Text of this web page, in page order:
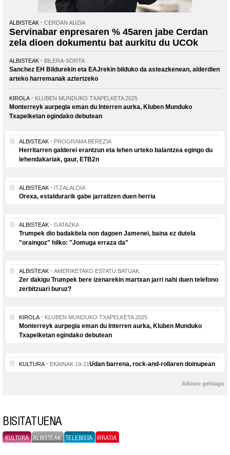
ALBISTEAK CERDAN AUZIA
Servinabar enpresaren % 45aren jabe Cerdan
zela dioen dokumentu bat aurkitu du UCOk
ALBISTEAK BILERA-SORTA
Sanchez EH Bildurekin eta EAJrekin bilduko da asteazkenean, alderdien
arteko harremanak aztertzeko
KIROLA KLUBEN MUNDUKO TXAPELKETA 2025
Monterreyk aurpegia eman du Interren aurka, Kluben Munduko
Txapelketan egindako debutean
ALBISTEAK PROGRAMA BEREZIA
Herritarren galderei erantzun eta lehen urteko balantzea egingo du
lehendakariak, gaur, ETB2n
ALBISTEAK ITZALALDIA
Orexa, estaldurarik gabe jarraitzen duen herria
ALBISTEAK GATAZKA
Trumpek dio badakitela non dagoen Jamenei, baina ez dutela
"oraingoz" hilko: "Jomuga erraza da"
ALBISTEAK AMERIKETAKO ESTATU BATUAK
Zer dakigu Trumpek bere izenarekin martxan jarri nahi duen telefono
zerbitzuari buruz?
KIROLA KLUBEN MUNDUKO TXAPELKETA 2025
Monterreyk aurpegia eman du Interren aurka, Kluben Munduko
Txapelketan egindako debutean
KULTURA EKAINAK 19-21Udan barrena, rock-and-rollaren doinupean
Albiste gehiago
BISITATUENA
KULTURA ALBISTEAK TELEBISTA IRRATIA